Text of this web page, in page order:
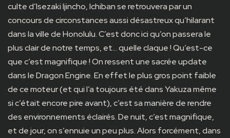
culte d’Isezaki Ijincho, Ichiban se retrouvera par un
concours de circonstances aussi désastreux qu’hilarant
dans la ville de Honolulu. C’est donc ici qu’on passera le
plus clair de notre temps, et… quelle claque ! Qu’est-ce
que c’est magnifique ! On ressent une sacrée update
dans le Dragon Engine. En effet le plus gros point faible
de ce moteur (et qui l’a toujours été dans Yakuza même
si c’était encore pire avant), c’est sa manière de rendre
des environnements éclairés. De nuit, c’est magnifique,
et de jour, on s’ennuie un peu plus. Alors forcément, dans